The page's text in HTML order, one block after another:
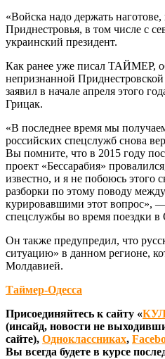
«Войска надо держать
Приднестровья, в том числе с
украинский президент.
Как ранее уже писал ТАЙМЕР,
непризнанной
заявил в начале апреля этого
Грицак.
«В последнее время мы
российских спецслужб снова
Вы помните, что в 2015 году
проект «Бессарабия»
известно, и я не побоюсь этого
разборки по этому поводу
курировавшими этот вопрос», —
спецслужбы во время поездки в
Он также предупредил, что
ситуацию» в данном регионе,
Молдавией.
Таймер-Одесса
Присоединяйтесь к сайту «
(инсайд, новости не
сайте), Одноклассниках,
Вы всегда будете в курсе